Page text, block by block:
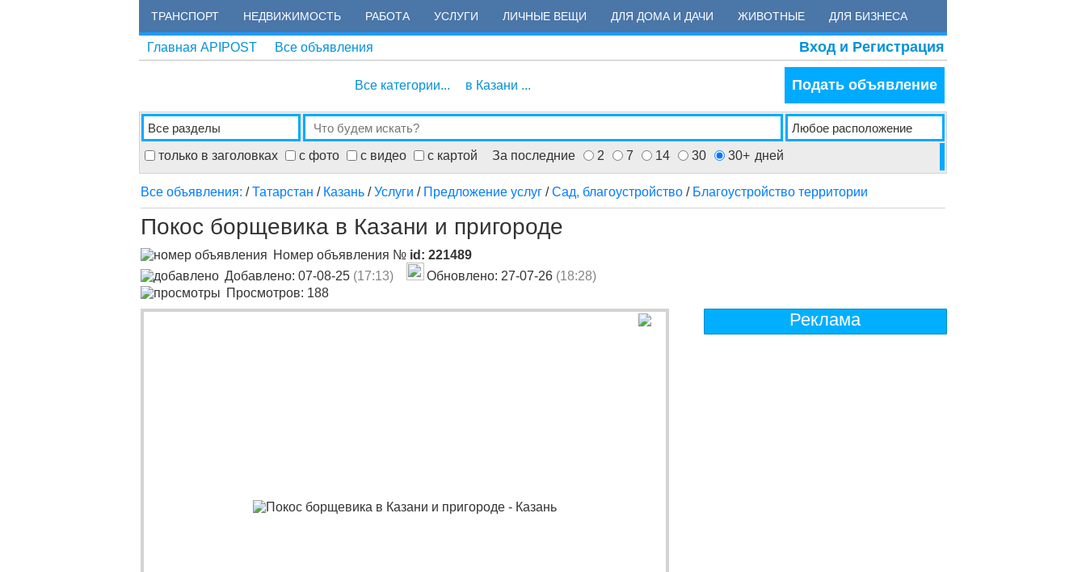
ТРАНСПОРТ НЕДВИЖИМОСТЬ РАБОТА УСЛУГИ ЛИЧНЫЕ ВЕЩИ ДЛЯ ДОМА И ДАЧИ ЖИВОТНЫЕ ДЛЯ БИЗНЕСА
Главная APIPOST Все объявления Вход и Регистрация
Все категории... в Казани ... Подать объявление
только в заголовках с фото с видео с картой За последние 2 7 14 30 30+ дней
Все объявления: /Татарстан / Казань /Услуги / Предложение услуг /Сад, благоустройство / Благоустройство территории
Покос борщевика в Казани и пригороде
Номер объявления № id: 221489
Добавлено: 07-08-25 (17:13) Обновлено: 27-07-26 (18:28)
Просмотров: 188
Реклама